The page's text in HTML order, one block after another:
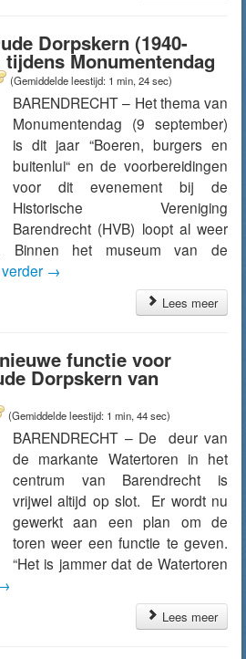
Dorpskern (1940-
tijdens Monumentendag
(Gemiddelde leestijd: 1 min, 24 sec)
BARENDRECHT – Het thema van
Monumentendag (9 september)
is dit jaar “Boeren, burgers en
buitenlui“ en de voorbereidingen
voor dit evenement bij de
Historische Vereniging
Barendrecht (HVB) loopt al weer
Binnen het museum van de
→
Lees meer
functie voor
Dorpskern van
(Gemiddelde leestijd: 1 min, 44 sec)
BARENDRECHT – De deur van
de markante Watertoren in het
centrum van Barendrecht is
vrijwel altijd op slot. Er wordt nu
gewerkt aan een plan om de
toren weer een functie te geven.
“Het is jammer dat de Watertoren
Lees meer